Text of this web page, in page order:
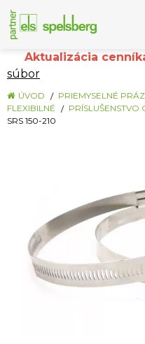
Aktualizácia
súbor
ÚVOD PRIEMYSELNÉ
FLEXIBILNÉ
PRÍSLUŠENSTVO
SRS 150-210